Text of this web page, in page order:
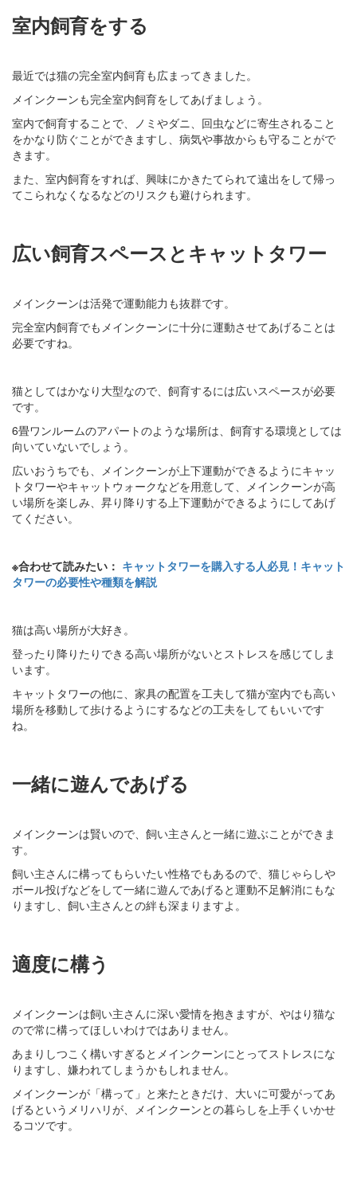
室内飼育をする
最近では猫の完全室内飼育も広まってきました。
メインクーンも完全室内飼育をしてあげましょう。
室内で飼育することで、ノミやダニ、回虫などに寄生されること
をかなり防ぐことができますし、病気や事故からも守ることがで
きます。
また、室内飼育をすれば、興味にかきたてられて遠出をして帰っ
てこられなくなるなどのリスクも避けられます。
広い飼育スペースとキャットタワー
メインクーンは活発で運動能力も抜群です。
完全室内飼育でもメインクーンに十分に運動させてあげることは
必要ですね。
猫としてはかなり大型なので、飼育するには広いスペースが必要
です。
6畳ワンルームのアパートのような場所は、飼育する環境としては
向いていないでしょう。
広いおうちでも、メインクーンが上下運動ができるようにキャッ
トタワーやキャットウォークなどを用意して、メインクーンが高
い場所を楽しみ、昇り降りする上下運動ができるようにしてあげ
てください。
※合わせて読みたい： キャットタワーを購入する人必見！キャット
タワーの必要性や種類を解説
猫は高い場所が大好き。
登ったり降りたりできる高い場所がないとストレスを感じてしま
います。
キャットタワーの他に、家具の配置を工夫して猫が室内でも高い
場所を移動して歩けるようにするなどの工夫をしてもいいです
ね。
一緒に遊んであげる
メインクーンは賢いので、飼い主さんと一緒に遊ぶことができま
す。
飼い主さんに構ってもらいたい性格でもあるので、猫じゃらしや
ボール投げなどをして一緒に遊んであげると運動不足解消にもな
りますし、飼い主さんとの絆も深まりますよ。
適度に構う
メインクーンは飼い主さんに深い愛情を抱きますが、やはり猫な
ので常に構ってほしいわけではありません。
あまりしつこく構いすぎるとメインクーンにとってストレスにな
りますし、嫌われてしまうかもしれません。
メインクーンが「構って」と来たときだけ、大いに可愛がってあ
げるというメリハリが、メインクーンとの暮らしを上手くいかせ
るコツです。